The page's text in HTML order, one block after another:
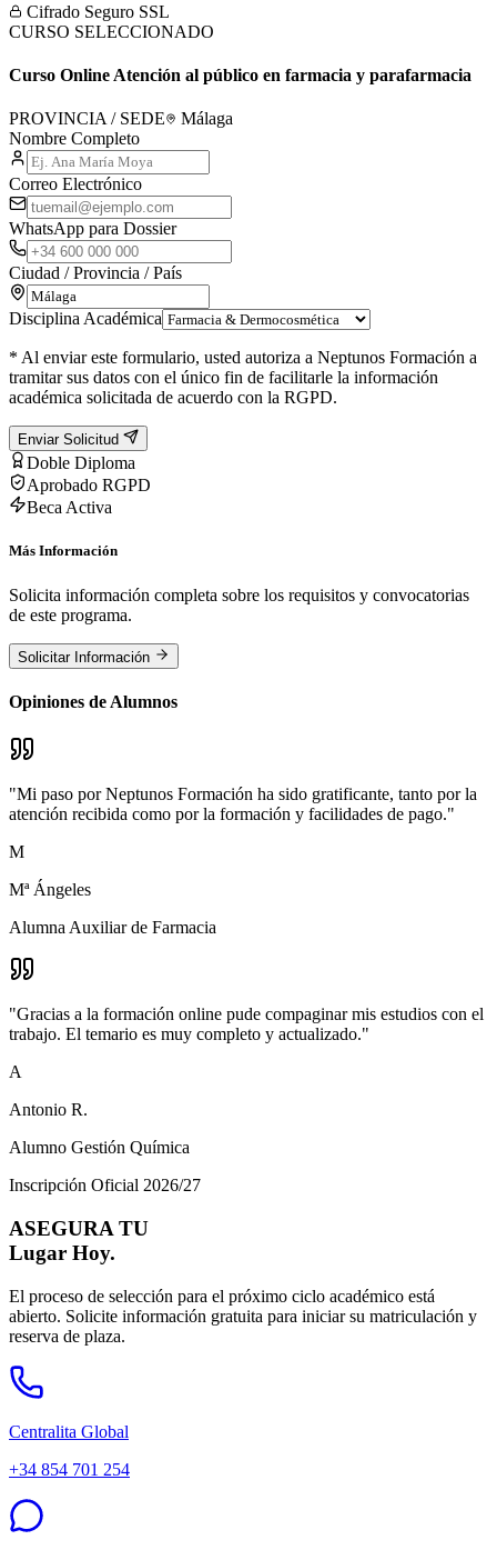
Cifrado Seguro SSL
CURSO SELECCIONADO
Curso Online Atención al público en farmacia y parafarmacia
PROVINCIA / SEDE
Málaga
Nombre Completo
Correo Electrónico
WhatsApp para Dossier
Ciudad / Provincia / País
Disciplina Académica
* Al enviar este formulario, usted autoriza a Neptunos Formación a
tramitar sus datos con el único fin de facilitarle la información
académica solicitada de acuerdo con la RGPD.
Enviar Solicitud
Doble Diploma
Aprobado RGPD
Beca Activa
Más Información
Solicita información completa sobre los requisitos y convocatorias
de este programa.
Solicitar Información
Opiniones de Alumnos
"Mi paso por Neptunos Formación ha sido gratificante, tanto por la
atención recibida como por la formación y facilidades de pago."
M
Mª Ángeles
Alumna Auxiliar de Farmacia
"Gracias a la formación online pude compaginar mis estudios con el
trabajo. El temario es muy completo y actualizado."
A
Antonio R.
Alumno Gestión Química
Inscripción Oficial 2026/27
ASEGURA TU
Lugar Hoy.
El proceso de selección para el próximo ciclo académico está
abierto. Solicite información gratuita para iniciar su matriculación y
reserva de plaza.
Centralita Global
+34 854 701 254